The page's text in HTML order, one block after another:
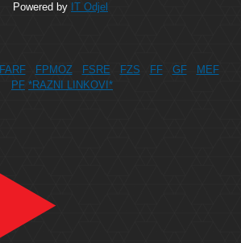
Powered by IT Odjel
FARF FPMOZ FSRE FZS FF GF
MEF
PF *RAZNI LINKOVI*